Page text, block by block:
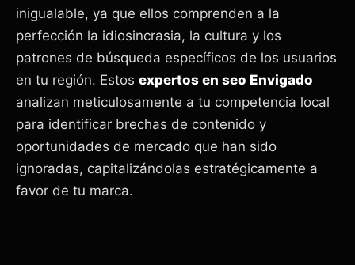
inigualable, ya que ellos comprenden a la
perfección la idiosincrasia, la cultura y los
patrones de búsqueda específicos de los usuarios
en tu región. Estos expertos en seo Envigado
analizan meticulosamente a tu competencia local
para identificar brechas de contenido y
oportunidades de mercado que han sido
ignoradas, capitalizándolas estratégicamente a
favor de tu marca.